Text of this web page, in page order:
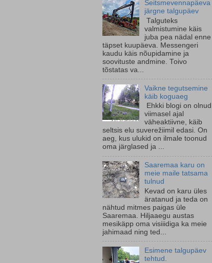
Seitsmevennapäeva
järgne talgupäev
Talguteks
valmistumine käis
juba pea nädal enne
täpset kuupäeva. Messengeri
kaudu käis nõupidamine ja
soovituste andmine. Toivo
tõstatas va...
Vaikne tegutsemine
käib koguaeg
Ehkki blogi on olnud
viimasel ajal
väheaktiivne, käib
seltsis elu suverežiimil edasi. On
aeg, kus ulukid on ilmale toonud
oma järglased ja ...
Saaremaa karu on
meie maile tatsama
tulnud
Kevad on karu üles
äratanud ja teda on
nähtud mitmes paigas üle
Saaremaa. Hiljaaegu austas
mesikäpp oma visiiidiga ka meie
jahimaad ning ted...
Esimene talgupäev
tehtud.